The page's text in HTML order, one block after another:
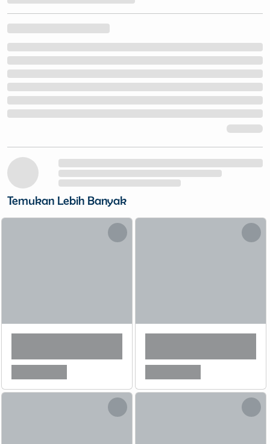
Temukan Lebih Banyak